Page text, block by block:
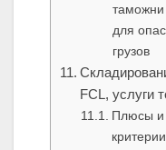
таможни
для
грузов
FCL, услуги
Плюсы и